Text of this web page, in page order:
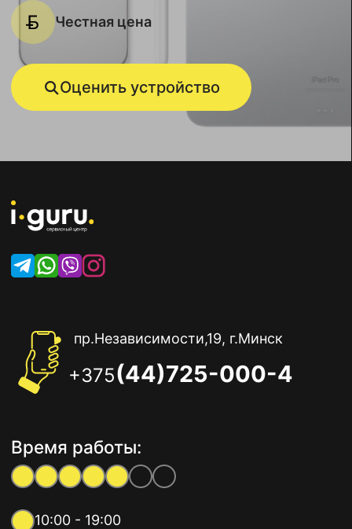
Честная цена
Оценить устройство
пр.Независимости,19, г.Минск
+375(44)725-000-4
Время работы:
10:00 - 19:00